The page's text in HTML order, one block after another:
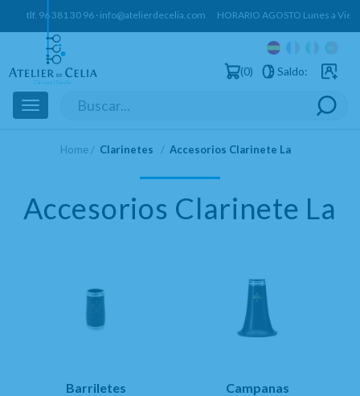
tlf. 96 381 30 96 · info@atelierdecelia.com HORARIO AGOSTO Lunes a
0 Saldo:
Toggle
navigation
Home Clarinetes Accesorios Clarinete La
Accesorios Clarinete La
Barriletes Campanas